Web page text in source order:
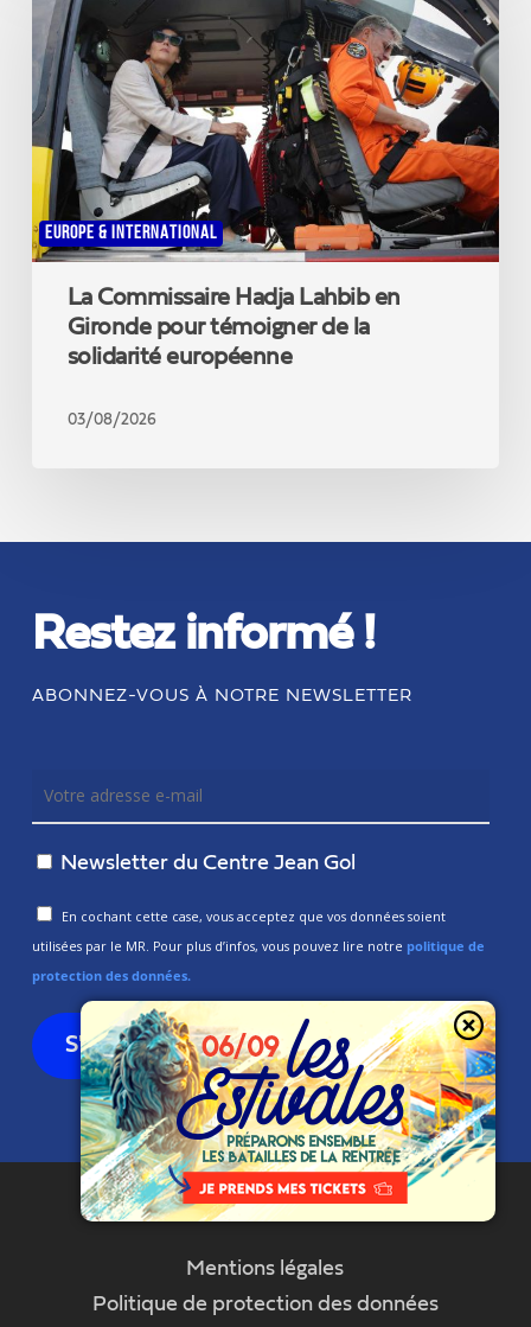
EUROPE & INTERNATIONAL
Hadja
Lahbib
en
Gironde
pour
témoigner
de
solidarité
européenne
La Commissaire Hadja Lahbib en
Gironde pour témoigner de la
solidarité européenne
03/08/2026
Restez informé !
ABONNEZ-VOUS À NOTRE NEWSLETTER
Newsletter du Centre Jean Gol
En cochant cette case, vous acceptez que vos données soient
utilisées par le MR. Pour plus d’infos, vous pouvez lire notre politique de
protection des données.
Mentions légales
Politique de protection des données